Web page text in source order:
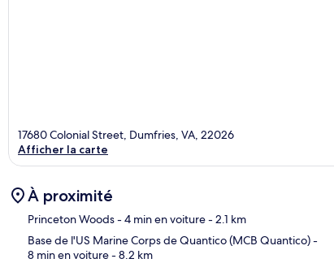
17680 Colonial Street, Dumfries, VA, 22026
Afficher la carte
À proximité
Princeton Woods- 4 min en voiture- 2.1 km
Base de l'US Marine Corps de Quantico (MCB Quantico)-
8 min en voiture- 8.2 km